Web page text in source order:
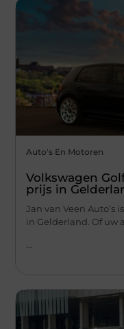
Auto's En Motoren
Volkswagen
prijs in
Jan van Veen Auto’s
in Gelderland. Of uw